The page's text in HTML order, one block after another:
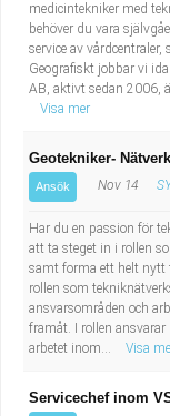
medicintekniker med
behöver du vara
service av
Geografiskt jobbar vi
AB, aktivt sedan 2006,
Visa mer
Geotekniker-
Ansök Nov 14
Har du en passion för
att ta steget in i rollen
samt forma ett helt nytt
rollen som
ansvarsområden och
framåt. I rollen
arbetet inom...
Visa
Servicechef inom